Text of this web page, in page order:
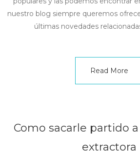
nuestro blog siempre queremos
últimas novedades
Read More
Como sacarle partido
extractora